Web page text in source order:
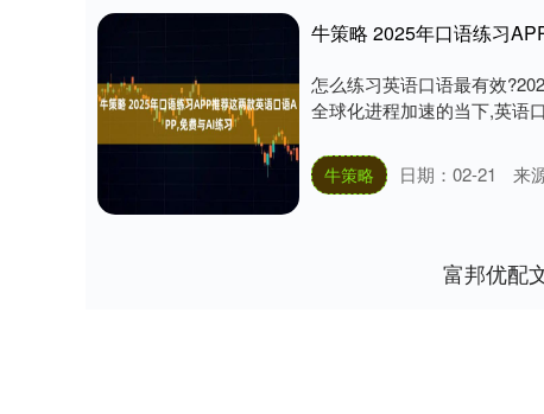
牛策略 2025年口语练习
怎么练习英语口语最有效
全球化进程加速的当下,英语
牛策略 日期：02-21 来
富邦优配